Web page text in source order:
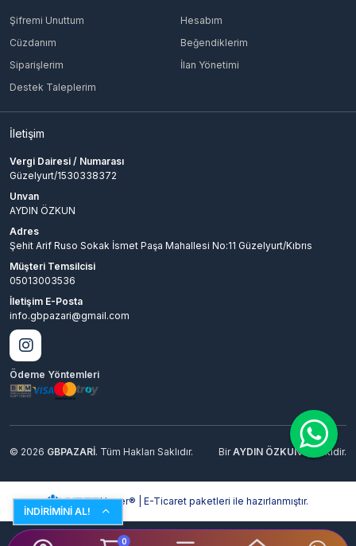
İNDİRİMİNİ AL!
0
Şifremi Unuttum
Hesabım
Cüzdanım
Beğendiklerim
Siparişlerim
İlan Yönetimi
Destek Taleplerim
İletişim
Vergi Dairesi / Numarası
Güzelyurt/1530338372
Unvan
AYDIN ÖZKUN
Adres
Şehit Arif Ruso Sokak İsmet Paşa Mahallesi No:11 Güzelyurt/Kıbrıs
Müşteri Temsilcisi
05013003536
İletişim E-Posta
info.gbpazari@gmail.com
Ödeme Yöntemleri
© 2026 GBPAZARİ. Tüm Hakları Saklıdır. BirAYDIN ÖZKUNİştirakidir.
Hyper® | E-Ticaret paketleri ile hazırlanmıştır.